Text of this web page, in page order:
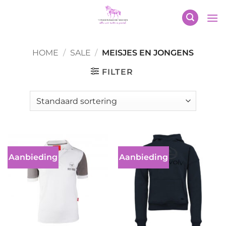
HOME / SALE / MEISJES EN JONGENS
FILTER
Aanbieding Aanbieding